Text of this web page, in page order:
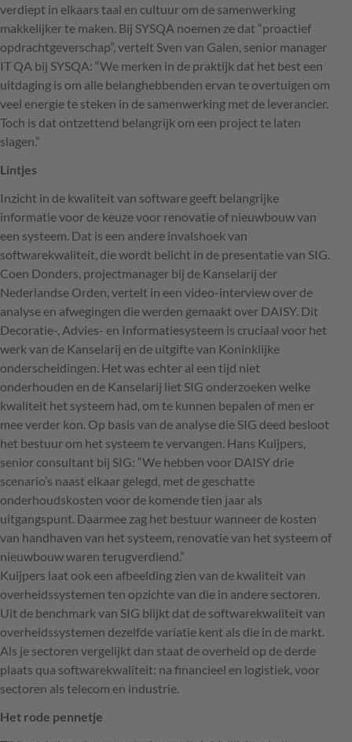
verdiept in elkaars taal en cultuur om de samenwerking
makkelijker te maken. Bij SYSQA noemen ze dat “proactief
opdrachtgeverschap”, vertelt Sven van Galen, senior manager
IT QA bij SYSQA: “We merken in de praktijk dat het best een
uitdaging is om alle belanghebbenden ervan te overtuigen om
veel energie te steken in de samenwerking met de leverancier.
Toch is dat ontzettend belangrijk om een project te laten
slagen.”
Lintjes
Inzicht in de kwaliteit van software geeft belangrijke
informatie voor de keuze voor renovatie of nieuwbouw van
een systeem. Dat is een andere invalshoek van
softwarekwaliteit, die wordt belicht in de presentatie van SIG
Coen Donders, projectmanager bij de Kanselarij der
Nederlandse Orden, vertelt in een video-interview over de
analyse en afwegingen die werden gemaakt over DAISY. Dit
Decoratie-, Advies- en Informatiesysteem is cruciaal voor het
werk van de Kanselarij en de uitgifte van Koninklijke
onderscheidingen. Het was echter al een tijd niet
onderhouden en de Kanselarij liet SIG onderzoeken welke
kwaliteit het systeem had, om te kunnen bepalen of men er
mee verder kon. Op basis van de analyse die SIG deed besloot
het bestuur om het systeem te vervangen. Hans Kuijpers,
senior consultant bij SIG: “We hebben voor DAISY drie
scenario’s naast elkaar gelegd, met de geschatte
onderhoudskosten voor de komende tien jaar als
uitgangspunt. Daarmee zag het bestuur wanneer de kosten
van handhaven van het systeem, renovatie van het systeem of
nieuwbouw waren terugverdiend.”
Kuijpers laat ook een afbeelding zien van de kwaliteit van
overheidssystemen ten opzichte van die in andere sectoren.
Uit de benchmark van SIG blijkt dat de softwarekwaliteit van
overheidssystemen dezelfde variatie kent als die in de markt.
Als je sectoren vergelijkt dan staat de overheid op de derde
plaats qua softwarekwaliteit: na financieel en logistiek, voor
sectoren als telecom en industrie.
Het rode pennetje